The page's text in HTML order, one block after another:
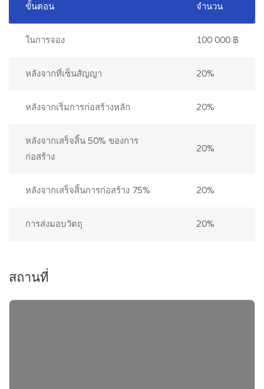
ขั้นตอน จำนวน
ในการจอง 100 000 ฿
หลังจากที่เซ็นสัญญา 20%
หลังจากเริ่มการก่อสร้างหลัก 20%
หลังจากเสร็จสิ้น 50% ของการ
ก่อสร้าง
20%
หลังจากเสร็จสิ้นการก่อสร้าง 75% 20%
การส่งมอบวัตถุ 20%
สถานที่